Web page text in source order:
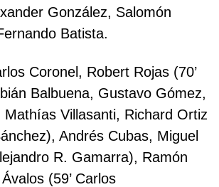
González, Salomón
Batista.
Coronel, Robert Rojas (70’
Balbuena, Gustavo Gómez,
Mathías Villasanti, Richard Ortiz
Andrés Cubas, Miguel
R. Gamarra), Ramón
(59’ Carlos